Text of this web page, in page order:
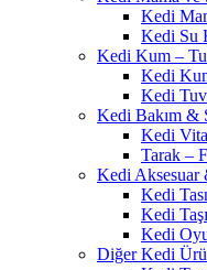
Kedi
Kedi Su
Kedi Kum –
Kedi
Kedi
Kedi Bakım &
Kedi
Tarak –
Kedi Aksesuar
Kedi
Kedi
Kedi
Diğer Kedi